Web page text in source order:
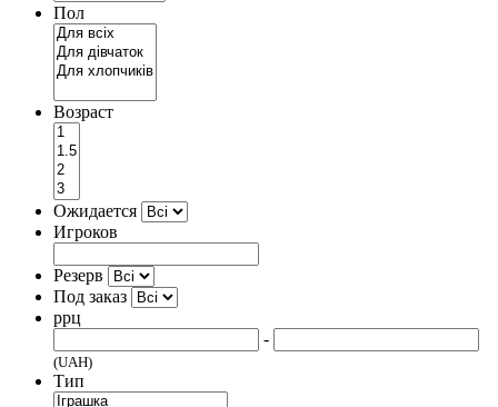
Пол
Возраст
Ожидается
Игроков
Резерв
Под заказ
ррц
-
(UAH)
Тип